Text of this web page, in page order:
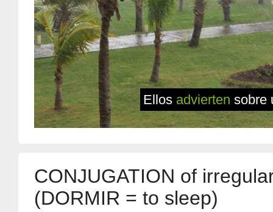
Ellos advierten sobre
CONJUGATION of
(DORMIR = to sleep)